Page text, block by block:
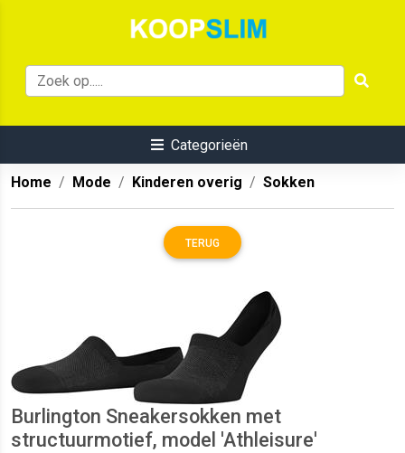
Categorieën
Home Mode Kinderen overig Sokken
TERUG
Burlington Sneakersokken met
structuurmotief, model 'Athleisure'